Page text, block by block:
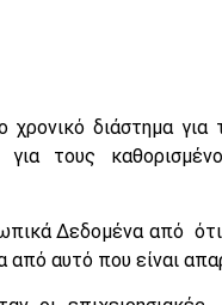
διάστημα για
τους
Δεδομένα από ότι
από αυτό που είναι